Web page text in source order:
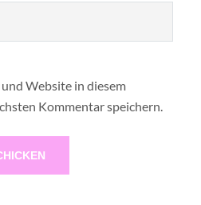
Website in diesem
Kommentar speichern.